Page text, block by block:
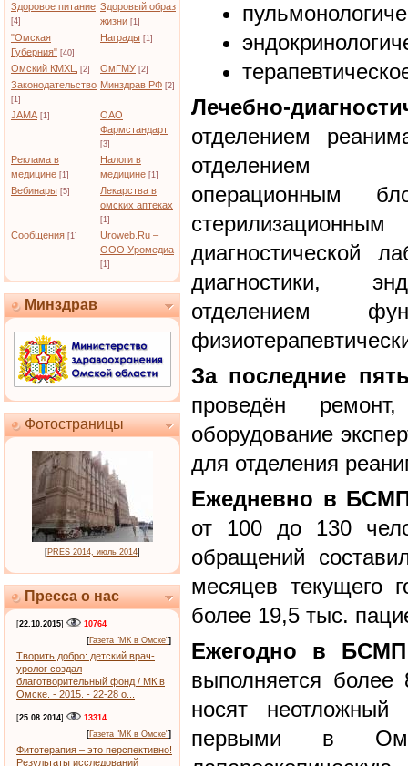
Здоровое питание
[4]
Здоровый образ
жизни [1]
"Омская
Губерния" [40]
Награды [1]
Омский КМХЦ [2] ОмГМУ [2]
Законодательство
[1]
Минздрав РФ [2]
JAMA [1]
ОАО
Фармстандарт
[3]
Реклама в
медицине [1]
Налоги в
медицине [1]
Вебинары [5]
Лекарства в
омских аптеках
[1]
Сообщения [1]
Uroweb.Ru –
ООО Уромедиа
[1]
Минздрав
Фотостраницы
[PRES 2014, июль 2014]
Пресса о нас
[22.10.2015]
10764
[Газета "МК в Омске"]
Творить добро: детский врач-
уролог создал
благотворительный фонд / МК в
Омске. - 2015. - 22-28 о...
[25.08.2014]
13314
[Газета "МК в Омске"]
Фитотерапия – это перспективно!
Результаты исследований
Лечебно-
отделением
отделением
операционным
диагностической
диагностики,
отделением
За последние
проведён
оборудование
для отделения
Ежедневно в
от 100 до 130
обращений
месяцев текущего
более 19,5 тыс.
Ежегодно в
выполняется
носят неотложный
первыми в